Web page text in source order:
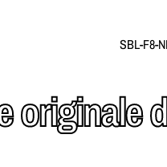
SBL-F8-